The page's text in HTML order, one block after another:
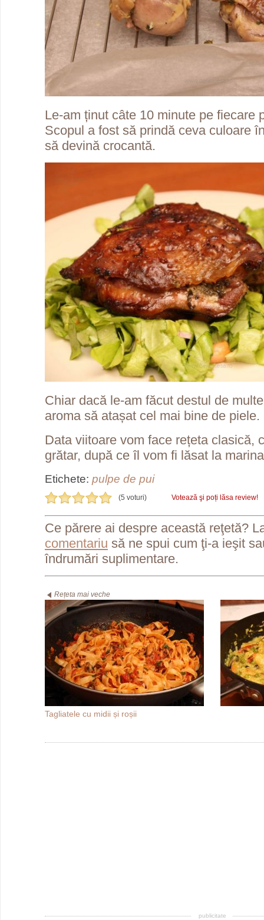
Le-am ținut câte 10 minute pe fiecare
Scopul a fost să prindă ceva culoare
să devină crocantă.
Chiar dacă le-am făcut destul de
aroma să atașat cel mai bine de piele.
Data viitoare vom face rețeta clasică,
grătar, după ce îl vom fi lăsat la
Etichete: pulpe de pui
(5 voturi) Votează şi poți lăsa review!
Ce părere ai despre această reţetă?
comentariu să ne spui cum ţi-a ieşit
îndrumări suplimentare.
Rețeta mai veche
Tagliatele cu midii și roșii
publicitate